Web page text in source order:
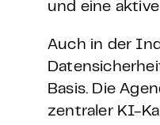
und eine
Auch in der
Basis. Die
zentraler KI-